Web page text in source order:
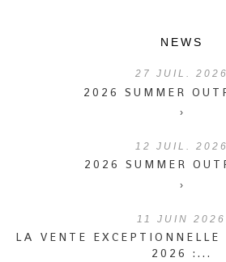
NEWS
27 JUIL. 2026
2026 SUMMER
›
12 JUIL. 2026
2026 SUMMER
›
11 JUIN 2026
LA VENTE EXCEPTIONNELLE
2026 :...